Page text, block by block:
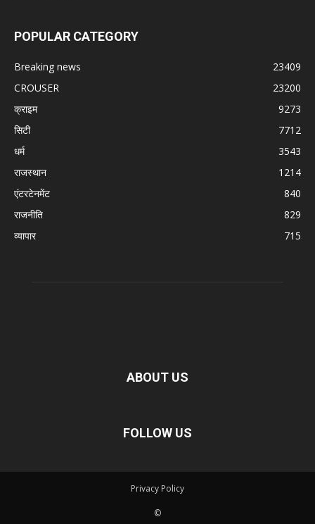
POPULAR CATEGORY
Breaking news
23409
CROUSER
23200
क्राइम
9273
सिटी
7712
धर्म
3543
राजस्थान
1214
एंटरटेनमेंट
840
राजनीति
829
व्यापार
715
ABOUT US
FOLLOW US
Privacy Policy
©